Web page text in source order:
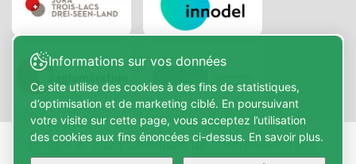
Copyright © 2026 Commune de Courrendlin. Tous
Informations sur vos données
Ce site utilise des cookies à des fins de statistiques,
d’optimisation et de marketing ciblé. En poursuivant
votre visite sur cette page, vous acceptez l’utilisation
des cookies aux fins énoncées ci-dessus. En savoir plus.